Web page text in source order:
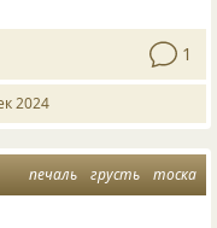
1
2024
печаль грусть тоска